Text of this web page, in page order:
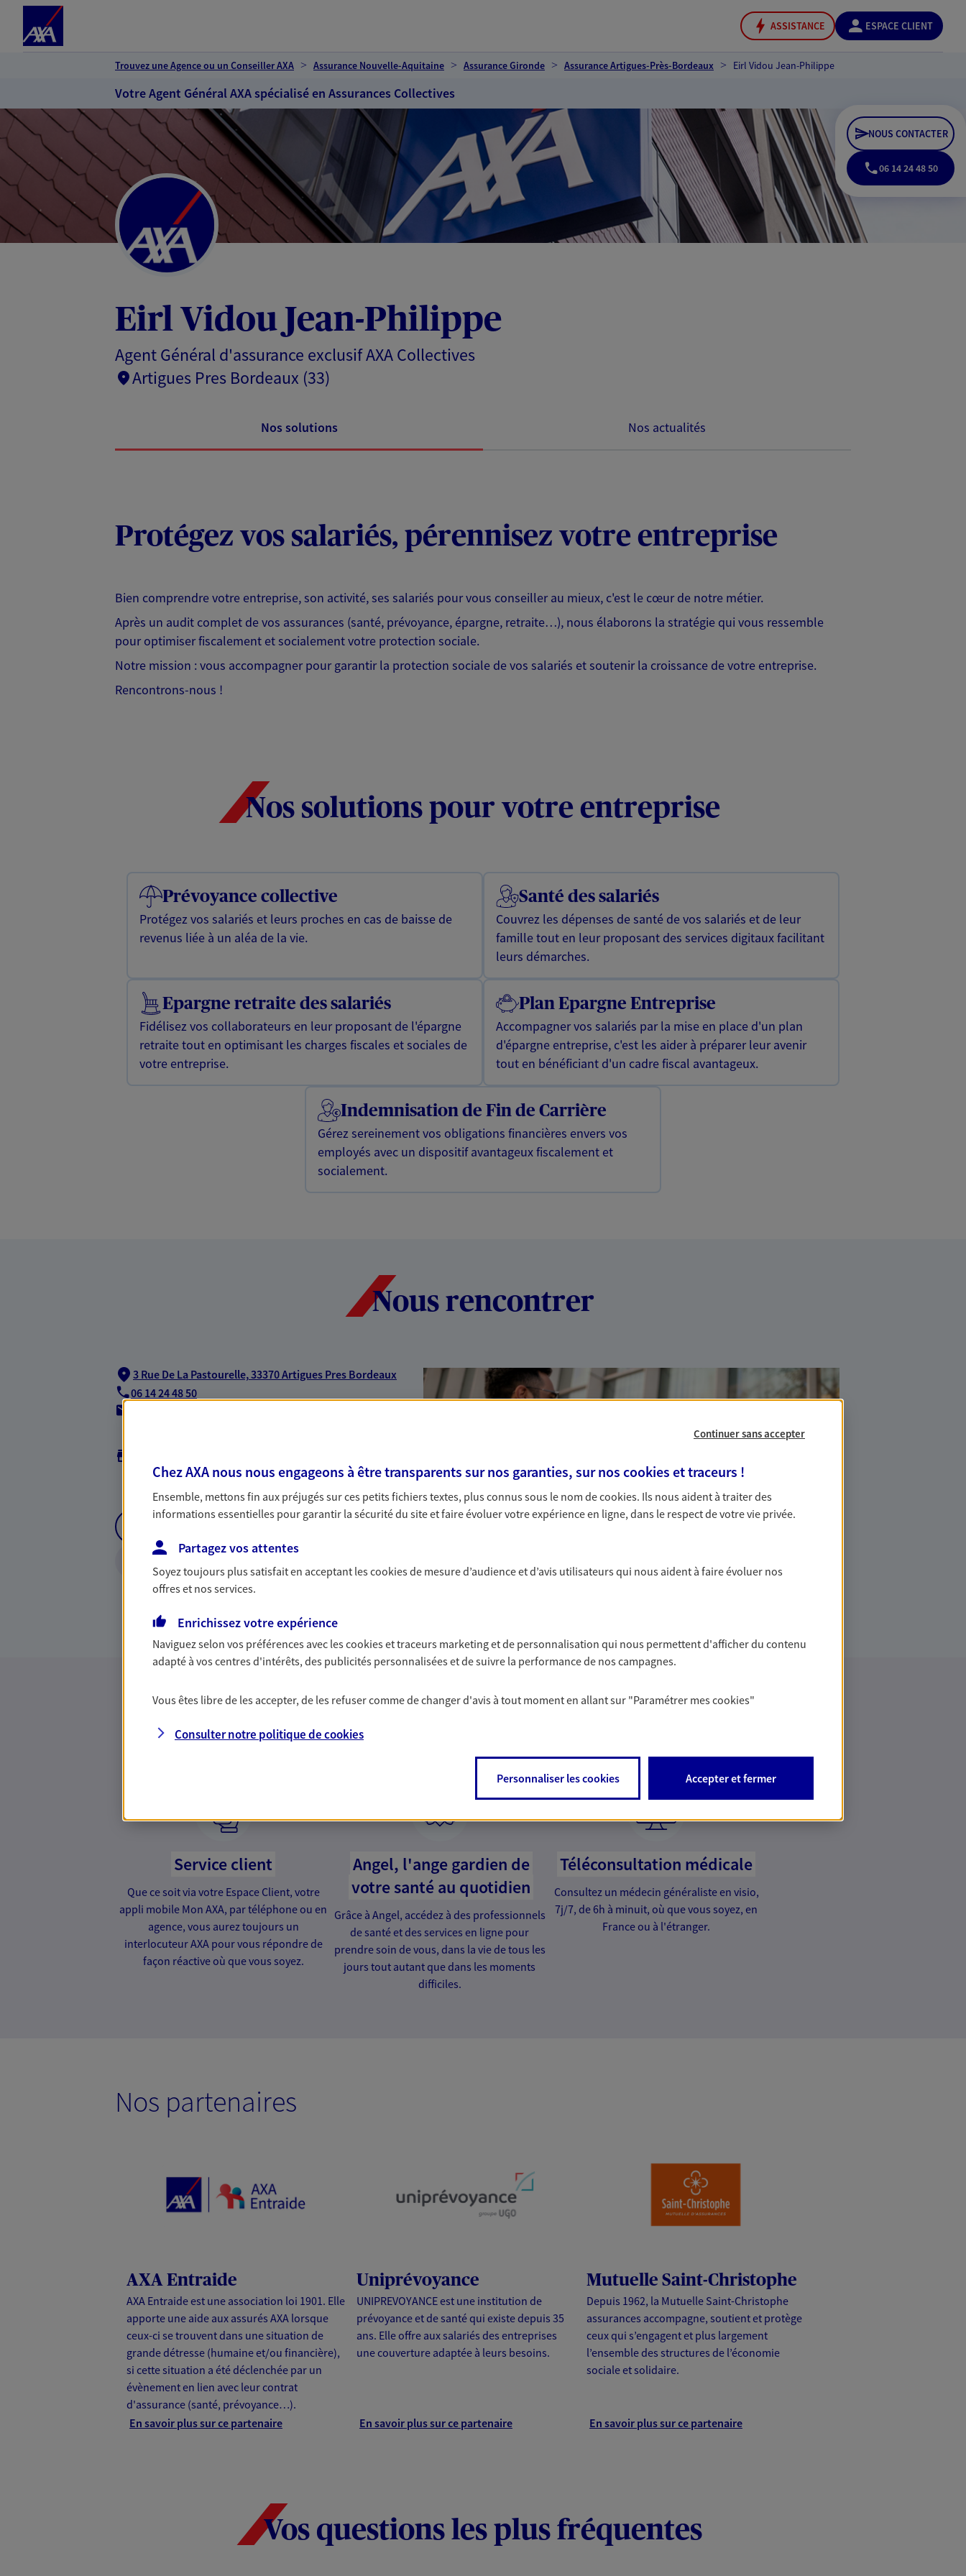
ASSISTANCE ESPACE CLIENT
Trouvez une Agence ou un Conseiller AXA Assurance Nouvelle-Aquitaine Assurance Gironde Assurance Artigues-Près-Bordeaux Eirl Vidou Jean-Philippe
Votre Agent Général AXA spécialisé en Assurances Collectives
Eirl Vidou Jean-Philippe
Agent Général d'assurance exclusif AXA Collectives
Artigues Pres Bordeaux (33)
NOUS CONTACTER
06 14 24 48 50
Nos solutions Nos actualités
Protégez vos salariés, pérennisez votre entreprise
Bien comprendre votre entreprise, son activité, ses salariés pour vous conseiller au mieux, c'est le cœur de notre métier.
Après un audit complet de vos assurances (santé, prévoyance, épargne, retraite…), nous élaborons la stratégie qui vous ressemble
pour optimiser fiscalement et socialement votre protection sociale.
Notre mission : vous accompagner pour garantir la protection sociale de vos salariés et soutenir la croissance de votre entreprise.
Rencontrons-nous !
Nos solutions pour votre entreprise
Prévoyance collective
Protégez vos salariés et leurs proches en cas de baisse de
revenus liée à un aléa de la vie.
Santé des salariés
Couvrez les dépenses de santé de vos salariés et de leur
famille tout en leur proposant des services digitaux facilitant
leurs démarches.
Epargne retraite des salariés
Fidélisez vos collaborateurs en leur proposant de l'épargne
retraite tout en optimisant les charges fiscales et sociales de
votre entreprise.
Plan Epargne Entreprise
Accompagner vos salariés par la mise en place d'un plan
d'épargne entreprise, c'est les aider à préparer leur avenir
tout en bénéficiant d'un cadre fiscal avantageux.
Indemnisation de Fin de Carrière
Gérez sereinement vos obligations financières envers vos
employés avec un dispositif avantageux fiscalement et
socialement.
Nous rencontrer
3 Rue De La Pastourelle,33370 Artigues Pres Bordeaux
06 14 24 48 50
Ouvre demain à 09:00
Service client
Que ce soit via votre Espace Client, votre
appli mobile Mon AXA, par téléphone ou en
agence, vous aurez toujours un
interlocuteur AXA pour vous répondre de
façon réactive où que vous soyez.
Angel, l'ange gardien de
votre santé au quotidien
Grâce à Angel, accédez à des professionnels
de santé et des services en ligne pour
prendre soin de vous, dans la vie de tous les
jours tout autant que dans les moments
difficiles.
Téléconsultation médicale
Consultez un médecin généraliste en visio,
7j/7, de 6h à minuit, où que vous soyez, en
France ou à l'étranger.
Nos partenaires
AXA Entraide
AXA Entraide est une association loi 1901. Elle
apporte une aide aux assurés AXA lorsque
ceux-ci se trouvent dans une situation de
grande détresse (humaine et/ou financière),
si cette situation a été déclenchée par un
évènement en lien avec leur contrat
d'assurance (santé, prévoyance…).
En savoir plus sur ce partenaire
Uniprévoyance
UNIPREVOYANCE est une institution de
prévoyance et de santé qui existe depuis 35
ans. Elle offre aux salariés des entreprises
une couverture adaptée à leurs besoins.
En savoir plus sur ce partenaire
Mutuelle Saint-Christophe
Depuis 1962, la Mutuelle Saint-Christophe
assurances accompagne, soutient et protège
ceux qui s’engagent et plus largement
l’ensemble des structures de l’économie
sociale et solidaire.
En savoir plus sur ce partenaire
Vos questions les plus fréquentes
Continuer sans accepter
Chez AXA nous nous engageons à être transparents sur nos garanties, sur nos cookies et traceurs !
Ensemble, mettons fin aux préjugés sur ces petits fichiers textes, plus connus sous le nom decookies. Ils nous aident à traiter des
informations essentielles pour garantir la sécurité du site et faire évoluer votre expérience en ligne, dans le respect de votre vie privée.
Partagez vos attentes
Soyez toujours plus satisfait en acceptant lescookiesde mesure d’audience et d’avis utilisateurs qui nous aident à faire évoluer nos
offres et nos services.
Enrichissez votre expérience
Naviguez selon vos préférences avec lescookies et traceurs marketing et de personnalisation qui nous permettent d'afficher du contenu
adapté à vos centres d'intérêts, des publicités personnalisées et de suivre la performance de nos campagnes.
Vous êtes libre de les accepter, de les refuser comme de changer d'avis à tout moment en allant sur "Paramétrer mescookies"
Consulter notre politique decookies
Personnaliser les cookies Accepter et fermer